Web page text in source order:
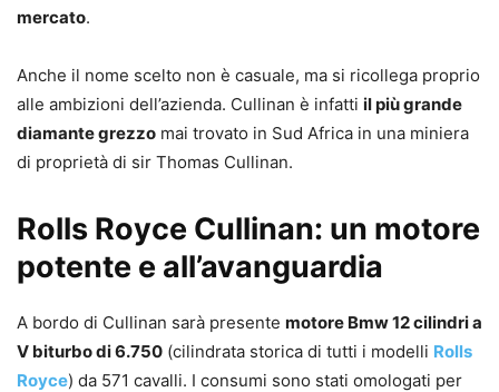
mercato.
Anche il nome scelto non è casuale, ma si ricollega proprio
alle ambizioni dell’azienda. Cullinan è infatti il più grande
diamante grezzo mai trovato in Sud Africa in una miniera
di proprietà di sir Thomas Cullinan.
Rolls Royce Cullinan: un motore
potente e all’avanguardia
A bordo di Cullinan sarà presente motore Bmw 12 cilindri a
V biturbo di 6.750 (cilindrata storica di tutti i modelli Rolls
Royce) da 571 cavalli. I consumi sono stati omologati per